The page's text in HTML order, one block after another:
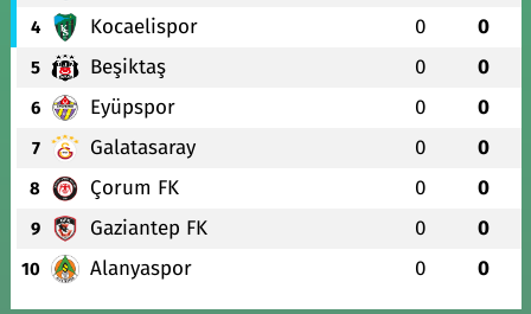
4 Kocaelispor 0 0
5 Beşiktaş 0 0
6 Eyüpspor 0 0
7 Galatasaray 0 0
8 Çorum FK 0 0
9 Gaziantep FK 0 0
10 Alanyaspor 0 0